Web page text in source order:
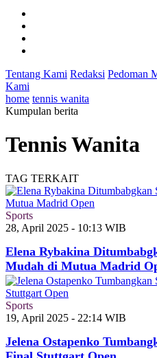
Tentang Kami Redaksi Pedoman
Kami
home tennis wanita
Kumpulan berita
Tennis Wanita
TAG TERKAIT
Sports
28, April 2025 - 10:13 WIB
Elena Rybakina
Mudah di Mutua Madrid
Sports
19, April 2025 - 22:14 WIB
Jelena Ostapenko